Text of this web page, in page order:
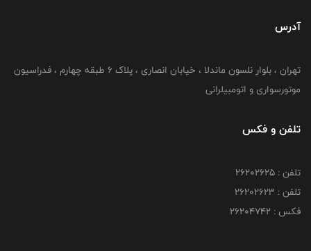
آدرس
تهران ، بلوار نلسون ماندلا ، خیابان انصاری ، پلاک ۶ طبقه چهارم ، فدراسیون
موتورسواری و اتومبیلرانی
تلفن و فکس
تلفن : ۲۶۲۰۲۶۲۵
تلفن : ۲۶۲۰۲۶۲۳
فکس : ۲۶۲۰۴۷۴۲